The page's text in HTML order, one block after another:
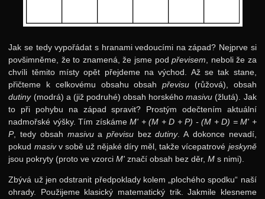
Jak se tedy vypořádat s hranami vedoucími na západ? Nejprve si
povšimněme, že to znamená, že jsme podpřevisem , neboli že za
chvíli těmito místy opět přejdeme na východ. Až se tak stane,
přičteme k celkovému obsahu obsahpřevisu (růžová), obsah
dutiny(modrá) a (již podruhé) obsah horskéhomasivu (žlutá). Jak
to při pohybu na západ spravit? Prostým odečtením aktuální
nadmořské výšky. Tím získámeM' + (M + D + P) - (M + D) = M' +
P, tedy obsah masivuapřevisu bezdutiny. A dokonce nevadí,
pokud masivv sobě už nějaké díry měl, takže vícepatrové jeskyně
jsou pokryty (proto ve vzorciM' značí obsah bez děr,M s nimi).
Zbývá už jen odstranit předpoklady kolem „plochého spodku“ naší
ohrady. Použijeme klasický matematický trik. Jakmile klesneme